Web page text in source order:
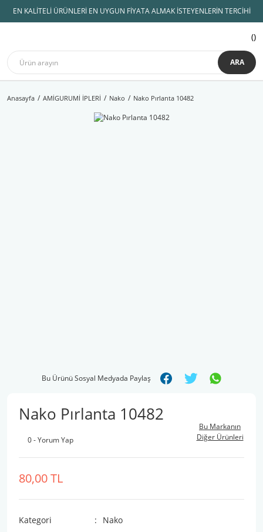
EN KALİTELİ ÜRÜNLERİ EN UYGUN FİYATA ALMAK İSTEYENLERİN TERCİHİ
ARA
Anasayfa AMİGURUMİ İPLERİ Nako Nako Pırlanta 10482
Bu Ürünü Sosyal Medyada Paylaş
Nako Pırlanta 10482
0 - Yorum Yap
Bu Markanın
Diğer Ürünleri
80,00 TL
Kategori
Nako